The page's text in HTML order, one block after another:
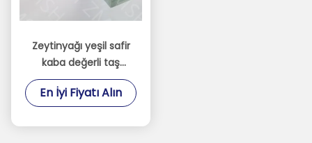
Zeytinyağı yeşil safir
kaba değerli taş
Sentetik 99.999%
Al2O3 sertliği Mohs 9.0
En İyi Fiyatı Alın